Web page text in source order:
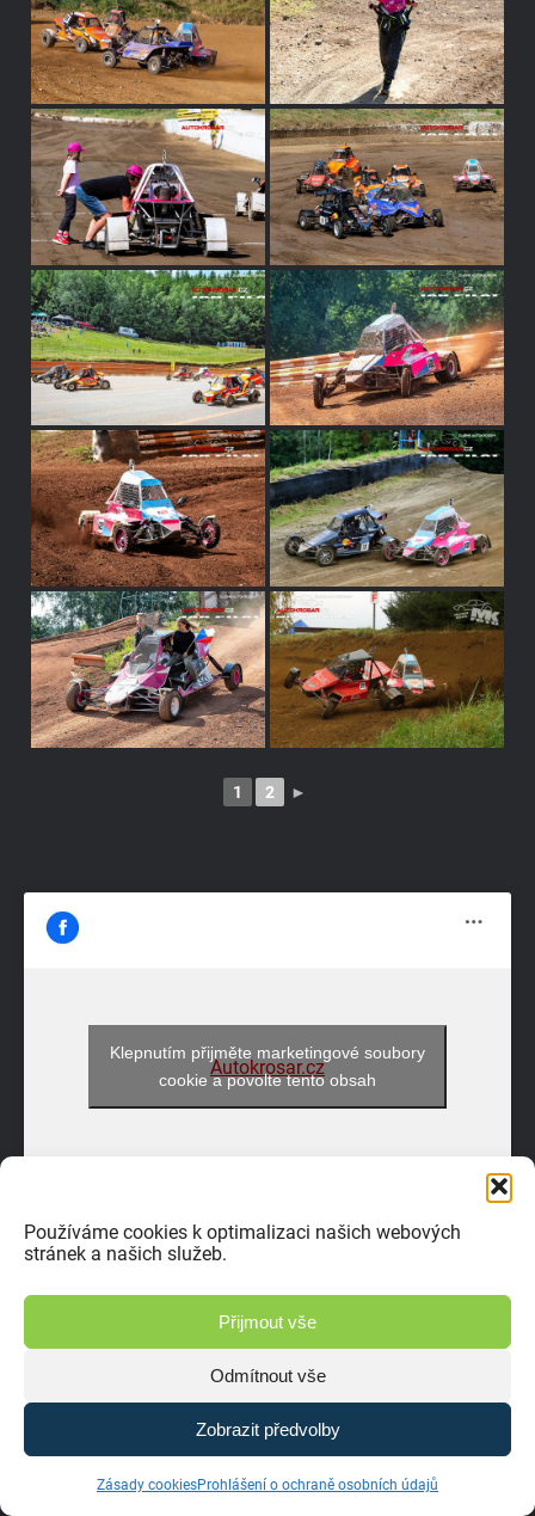
Používáme cookies k optimalizaci našich webových
stránek a našich služeb.
Přijmout vše
Odmítnout vše
Zobrazit předvolby
Zásady cookiesProhlášení o ochraně osobních údajů
1 2 ►
Autokrosar.cz
Klepnutím přijměte marketingové soubory
cookie a povolte tento obsah